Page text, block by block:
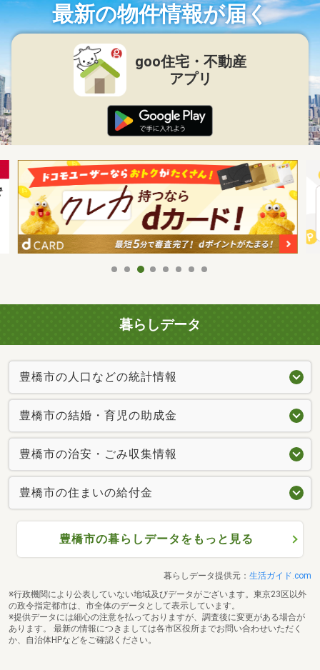
最新の物件情報が届く
goo住宅・不動産
アプリ
暮らしデータ
豊橋市の人口などの統計情報
豊橋市の結婚・育児の助成金
豊橋市の治安・ごみ収集情報
豊橋市の住まいの給付金
豊橋市の暮らしデータをもっと見る
暮らしデータ提供元： 生活ガイド.com
※行政機関により公表していない地域及びデータがございます。東京23区以外
の政令指定都市は、市全体のデータとして表示しています。
※提供データには細心の注意を払っておりますが、調査後に変更がある場合が
あります。 最新の情報につきましては各市区役所までお問い合わせいただく
か、自治体HPなどをご確認ください。